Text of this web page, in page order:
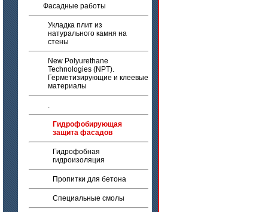
Фасадные работы
Укладка плит из
натурального камня на
стены
New Polyurethane
Technologies (NPT).
Герметизирующие и клеевые
материалы
.
Гидрофобирующая
защита фасадов
Гидрофобная
гидроизоляция
Пропитки для бетона
Специальные смолы